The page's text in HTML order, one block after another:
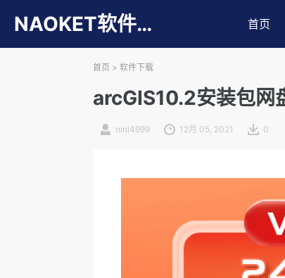
NAOKET软件库 首页
首页 > 软件下载
arcGIS10.2安装包网
nini4999 12月 05, 2021 0